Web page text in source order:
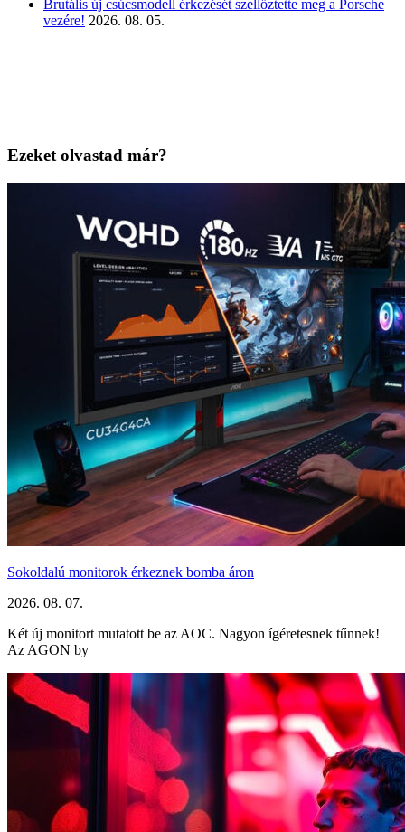
Brutális új csúcsmodell érkezését szellőztette meg a Porsche
vezére! 2026. 08. 05.
Ezeket olvastad már?
Sokoldalú monitorok érkeznek bomba áron
2026. 08. 07.
Két új monitort mutatott be az AOC. Nagyon ígéretesnek tűnnek!
Az AGON by